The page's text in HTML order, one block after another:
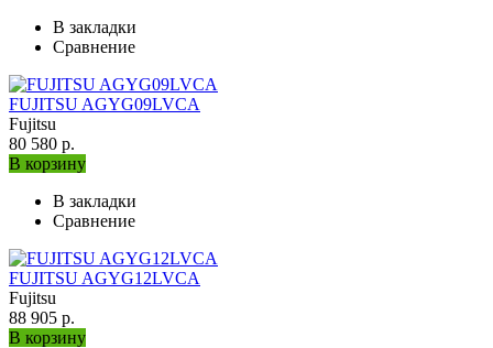
В закладки
Сравнение
FUJITSU AGYG09LVCA
Fujitsu
80 580 р.
В корзину
В закладки
Сравнение
FUJITSU AGYG12LVCA
Fujitsu
88 905 р.
В корзину